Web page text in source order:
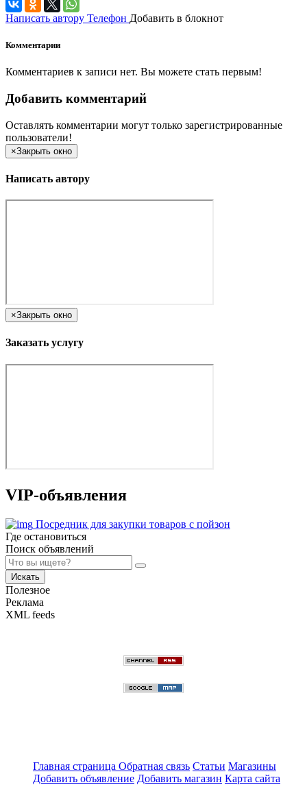
Написать автору Телефон Добавить в блокнот
Комментарии
Комментариев к записи нет. Вы можете стать первым!
Добавить комментарий
Оставлять комментарии могут только зарегистрированные
пользователи!
×Закрыть окно
Написать автору
×Закрыть окно
Заказать услугу
VIP-объявления
Посредник для закупки товаров с пойзон
Где остановиться
Поиск объявлений
Искать
Полезное
Реклама
XML feeds
Главная страница Обратная связь Статьи Магазины
Добавить объявление Добавить магазин Карта сайта